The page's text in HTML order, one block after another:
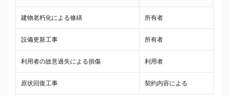
建物老朽化による修繕 所有者
設備更新工事 所有者
利用者の故意過失による損傷 利用者
原状回復工事 契約内容による